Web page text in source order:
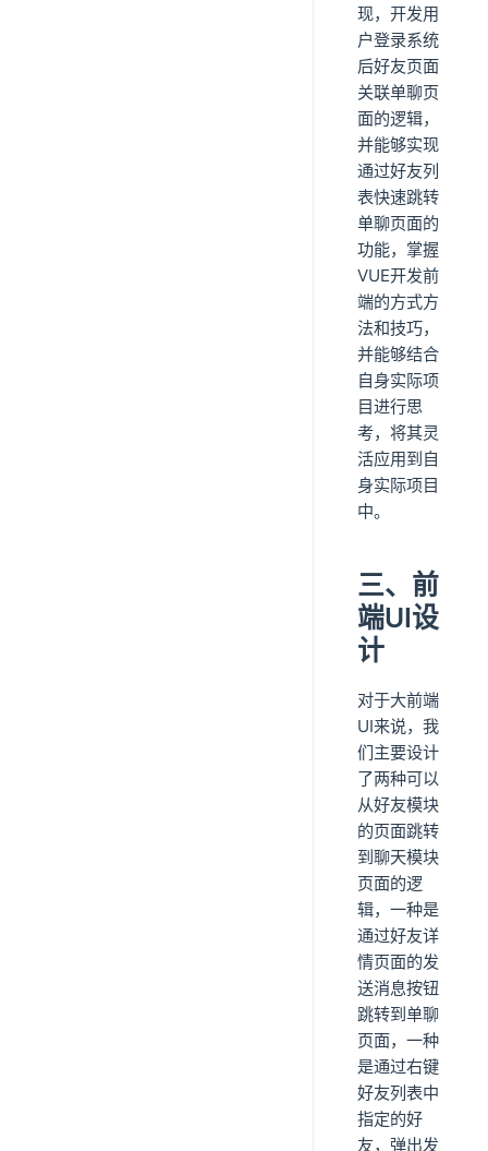
现，开发用
户登录系统
后好友页面
关联单聊页
面的逻辑，
并能够实现
通过好友列
表快速跳转
单聊页面的
功能，掌握
VUE开发前
端的方式方
法和技巧，
并能够结合
自身实际项
目进行思
考，将其灵
活应用到自
身实际项目
中。
三、前
端UI设
计
对于大前端
UI来说，我
们主要设计
了两种可以
从好友模块
的页面跳转
到聊天模块
页面的逻
辑，一种是
通过好友详
情页面的发
送消息按钮
跳转到单聊
页面，一种
是通过右键
好友列表中
指定的好
友，弹出发